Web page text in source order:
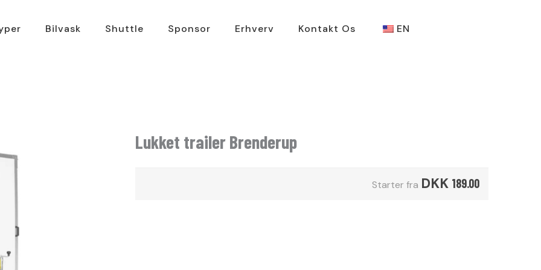
Bilvask Shuttle Sponsor Erhverv Kontakt Os EN
Lukket trailer Brenderup
Starter fra DKK 189.00